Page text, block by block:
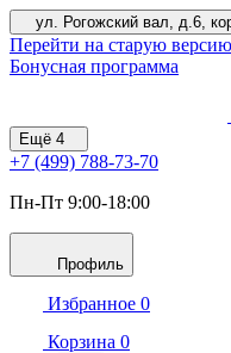
ул. Рогожский вал, д.6,
Перейти на старую версию
Бонусная программа
Ещё 4
+7 (499) 788-73-70
Пн-Пт 9:00-18:00
Профиль
Избранное 0
Корзина 0